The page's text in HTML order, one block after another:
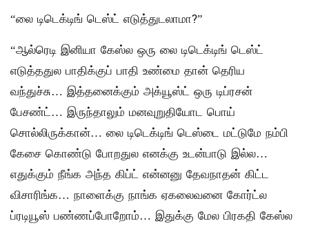
“லை டிடெக்டிங் டெஸ்ட் எடுத்துடலாமா?”
“ஆல்ரெடி இனியா கேஸ்ல ஒரு லை டிடெக்டிங் டெஸ்ட்
எடுத்ததுல பாதிக்குப் பாதி உண்மை தான் தெரிய
வந்துச்சு… இத்தனைக்கும் அக்யூஸ்ட் ஒரு டிப்ரசன்
பேசண்ட்… இருந்தாலும் மனவுறுதியோட பொய்
சொல்லிருக்கான்… லை டிடெக்டிங் டெஸ்டை மட்டுமே நம்பி
கேசை கொண்டு போறதுல எனக்கு உடன்பாடு இல்ல…
எதுக்கும் நீங்க அந்த கிப்ட் என்னனு தேவநாதன் கிட்ட
விசாரிங்க… நாளைக்கு நாங்க ஏகலைவனை கோர்ட்ல
ப்ரடியூஸ் பண்ணப்போறோம்… இதுக்கு மேல பிரகதி கேஸ்ல